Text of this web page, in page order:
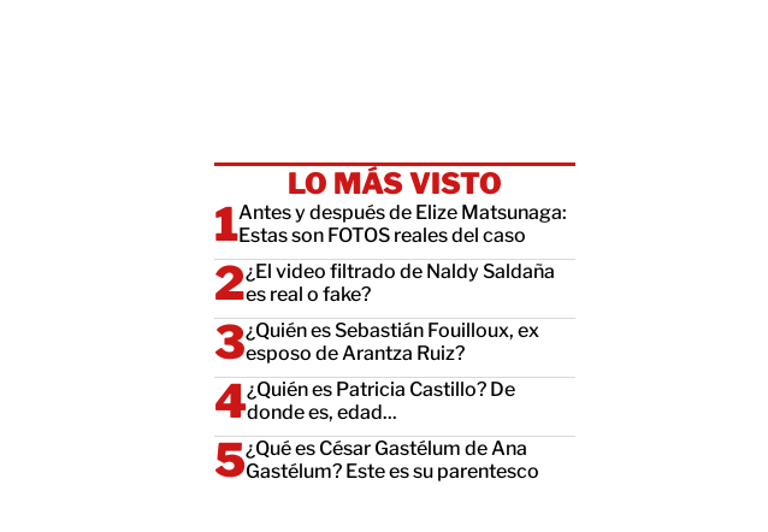
LO MÁS VISTO
Antes y después de Elize Matsunaga:
Estas son FOTOS reales del caso
¿El video filtrado de Naldy Saldaña
es real o fake?
¿Quién es Sebastián Fouilloux, ex
esposo de Arantza Ruiz?
¿Quién es Patricia Castillo? De
donde es, edad...
¿Qué es César Gastélum de Ana
Gastélum? Este es su parentesco